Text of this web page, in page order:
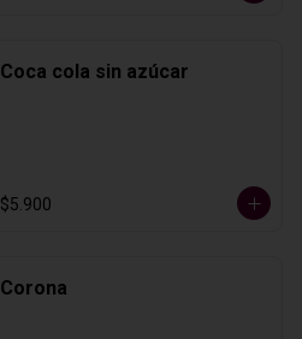
Coca cola sin azúcar
$5.900
Corona